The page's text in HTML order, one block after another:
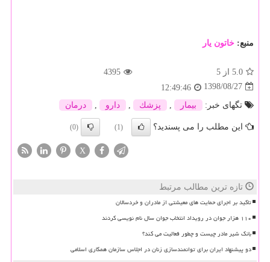
منبع: خاتون یار
5.0 از 5
4395
1398/08/27
12:49:46
تگهای خبر:
بیمار پزشك دارو درمان
این مطلب را می پسندید؟ (1)
(0)
X
تازه ترین مطالب مرتبط
تاکید بر اجرای حمایت های معیشتی از مادران و خردسالان
۱۱۰ هزار جوان در رویداد انتخاب جوان سال نام نویسی کردند
بانک شیر مادر چیست و چطور فعالیت می کند؟
دو پیشنهاد ایران برای توانمندسازی زنان در اجلاس سازمان همکاری اسلامی